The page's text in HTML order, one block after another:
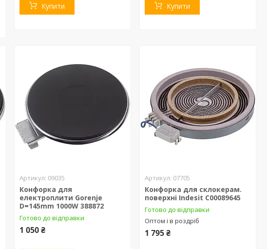
Купити Купити
09035
Конфорка для
електроплити Gorenje
D=145mm 1000W 388872
Готово до відправки
1 050 ₴
07705
Конфорка для склокерам.
поверхні Indesit C00089645
Готово до відправки
Оптом і в роздріб
1 795 ₴